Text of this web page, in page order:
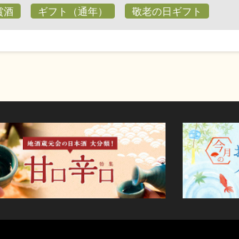
酒 ギフト（通年） 敬老の日ギフト